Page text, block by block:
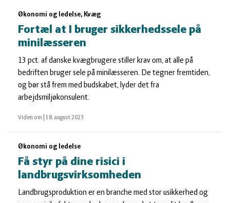
vandmiljø
Økologi
Økonomi
og
Øvrige
og
ledelse
Øvrige
dyr
Søgeresultater
Økonomi og ledelse, Kvæg
Fortæl at I bruger sikkerhedssele på
minilæsseren
13 pct. af danske kvægbrugere stiller krav om, at alle på
bedriften bruger sele på minilæsseren. De tegner fremtiden,
og bør stå frem med budskabet, lyder det fra
arbejdsmiljøkonsulent.
Viden om 18. august 2023
Økonomi og ledelse
Få styr på dine risici i
landbrugsvirksomheden
Landbrugsproduktion er en branche med stor usikkerhed og